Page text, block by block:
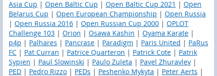
Asia Cup | Open Baltic Cup | Open Baltic Cup 2021 | Open
Belarus Cup | Open European Championship | Open Russia
| Open Russia 2016 | Open Russian Cup 2000 | OPLOT
Challenge 103 | Orion | Osawa Kashin | Oyama Karate |
p4p | Palhares | Pancrase | Paradigm | Paris United | PaRus
FC | Pat Curran | Patrice Quarteron | Patrick Cote | Patrik
Sypien | Paul Slowinski | Paulo Zuleta | Pavel Zhuravlev |
PED | Pedro Rizzo | PEDs | Peshenko Mykyta | Peter Aerts |